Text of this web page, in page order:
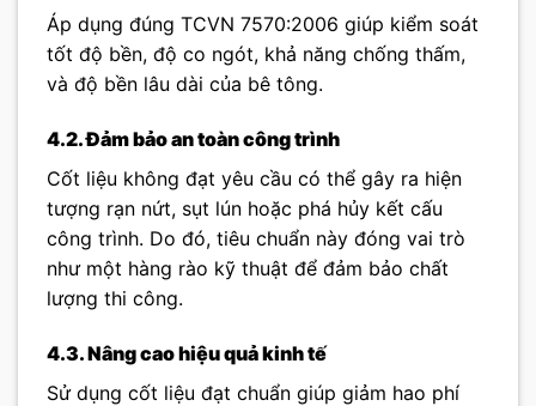
Áp dụng đúng TCVN 7570:2006 giúp kiểm soát
tốt độ bền, độ co ngót, khả năng chống thấm,
và độ bền lâu dài của bê tông.
4.2. Đảm bảo an toàn công trình
Cốt liệu không đạt yêu cầu có thể gây ra hiện
tượng rạn nứt, sụt lún hoặc phá hủy kết cấu
công trình. Do đó, tiêu chuẩn này đóng vai trò
như một hàng rào kỹ thuật để đảm bảo chất
lượng thi công.
4.3. Nâng cao hiệu quả kinh tế
Sử dụng cốt liệu đạt chuẩn giúp giảm hao phí